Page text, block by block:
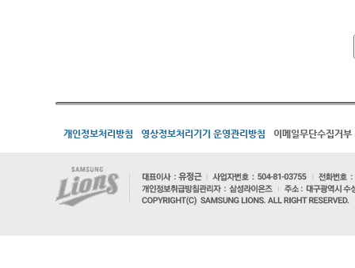
개인정보처리방침 영상정보처리기기 운영관리방침 이메일무단수집거부